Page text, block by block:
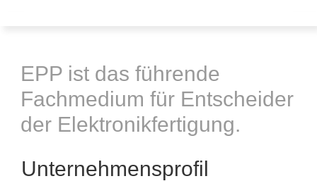
EPP ist das führende
Fachmedium für Entscheider
der Elektronikfertigung.
Unternehmensprofil